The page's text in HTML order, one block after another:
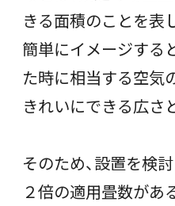
きる面積のことを表
簡単にイメージする
た時に相当する空気
きれいにできる広さ
そのため、設置を検
２倍の適用畳数があ